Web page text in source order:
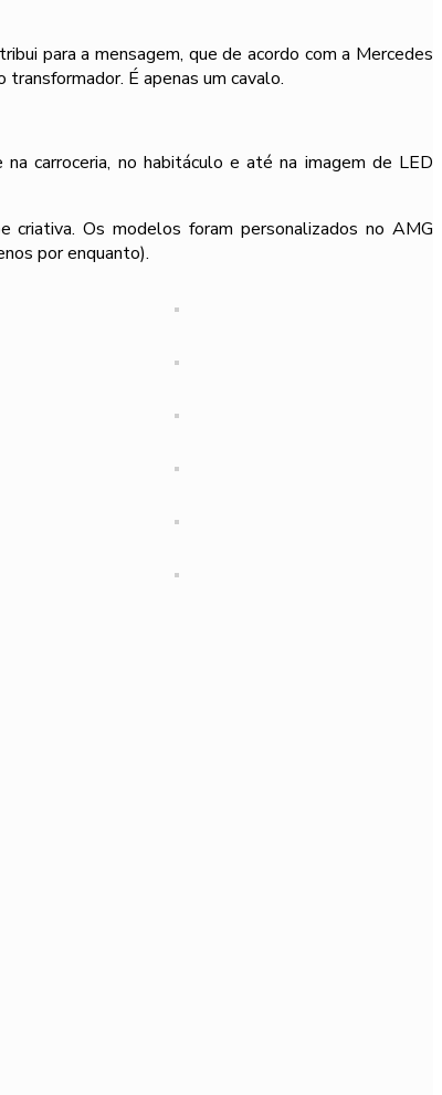
para a mensagem, que de acordo com a Mercedes
É apenas um cavalo.
carroceria, no habitáculo e até na imagem de LED
criativa. Os modelos foram personalizados no AMG
por enquanto).